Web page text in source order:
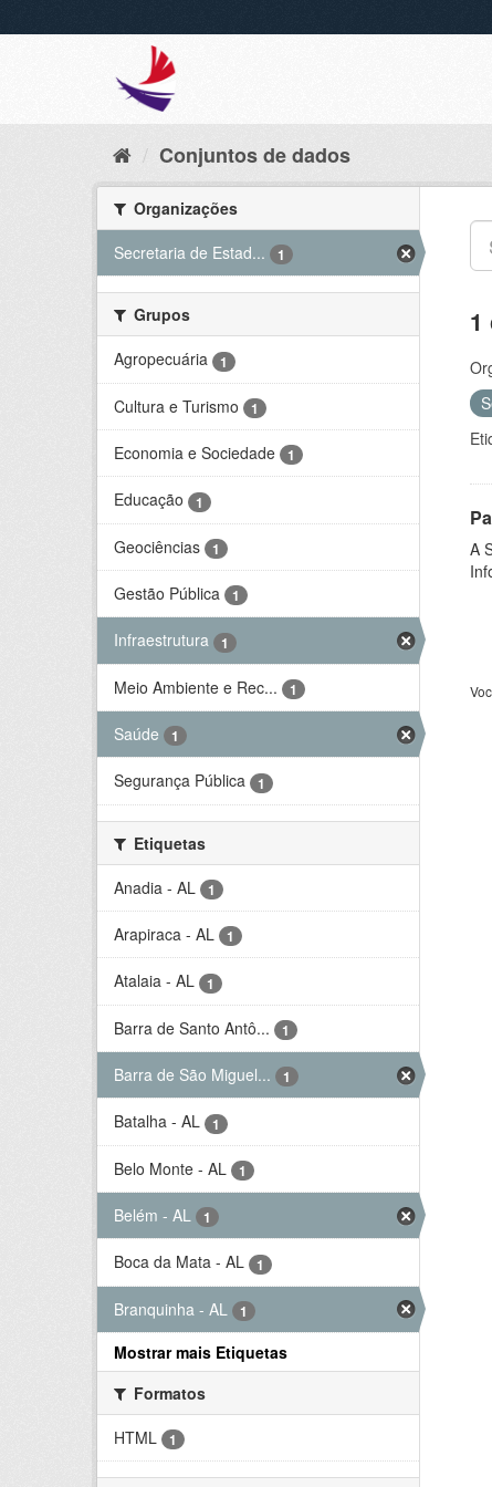
Conjuntos de dados
Organizações
Secretaria de Estad...
1
Grupos
Agropecuária
1
Cultura e Turismo 1
Economia e Sociedade 1
Educação 1
Geociências 1
Gestão Pública 1
Infraestrutura 1
Meio Ambiente e Rec... 1
Saúde 1
Segurança Pública 1
Etiquetas
Anadia - AL
1
Arapiraca - AL 1
Atalaia - AL 1
Barra de Santo Antô... 1
Barra de São Miguel... 1
Batalha - AL 1
Belo Monte - AL 1
Belém - AL 1
Boca da Mata - AL 1
Branquinha - AL 1
Mostrar mais Etiquetas
Formatos
HTML
1
1
A